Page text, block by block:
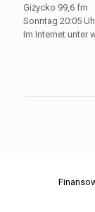
Giżycko 99,6 fm
Sonntag 20:05
Im Internet unter